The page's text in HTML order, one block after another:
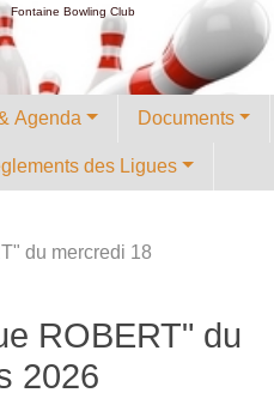
Fontaine Bowling Club
Agenda Documents
des Ligues
du mercredi 18
ROBERT" du
2026